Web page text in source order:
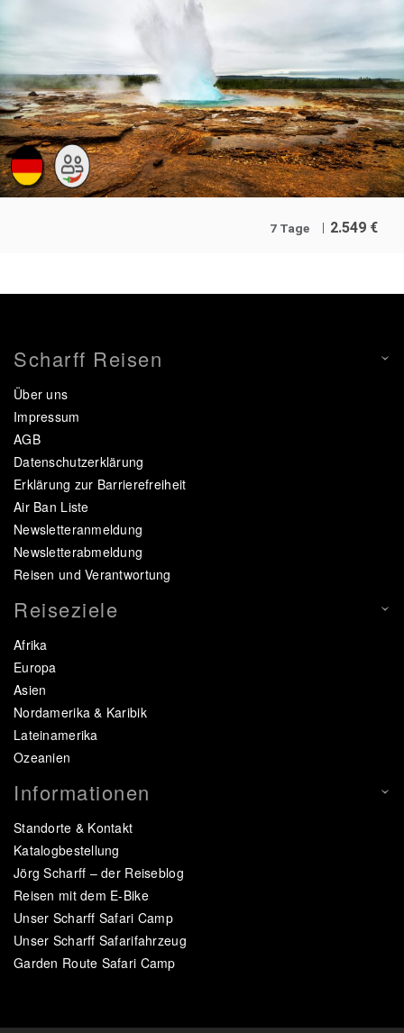
7 Tage 2.549 €
Scharff Reisen
Über uns
Impressum
AGB
Datenschutzerklärung
Erklärung zur Barrierefreiheit
Air Ban Liste
Newsletteranmeldung
Newsletterabmeldung
Reisen und Verantwortung
Reiseziele
Afrika
Europa
Asien
Nordamerika & Karibik
Lateinamerika
Ozeanien
Informationen
Standorte & Kontakt
Katalogbestellung
Jörg Scharff – der Reiseblog
Reisen mit dem E-Bike
Unser Scharff Safari Camp
Unser Scharff Safarifahrzeug
Garden Route Safari Camp